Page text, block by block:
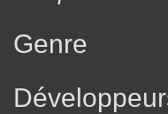
Genre